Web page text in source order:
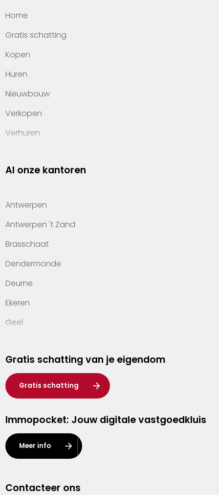
Home
Gratis schatting
Kopen
Huren
Nieuwbouw
Verkopen
Verhuren
Property management
Kennis van wonen
Kantoren
Veelgestelde vragen
Werken bij Heylen Vastgoed
Contact
Al onze kantoren
Antwerpen
Antwerpen 't Zand
Brasschaat
Dendermonde
Deurne
Ekeren
Geel
Hasselt
Heist-op-den-Berg
Herentals
Kalmthout
Leuven
Lier
Gratis schatting van je eigendom
Gratis schatting
Immopocket: Jouw digitale vastgoedkluis
Meer info
Contacteer ons